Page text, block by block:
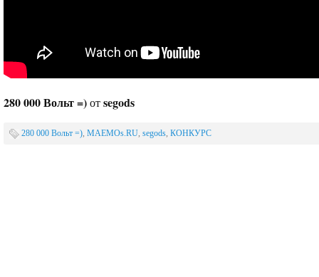
280 000 Вольт =)отsegods
280 000 Вольт =), MAEMOs.RU, segods, КОНКУРС